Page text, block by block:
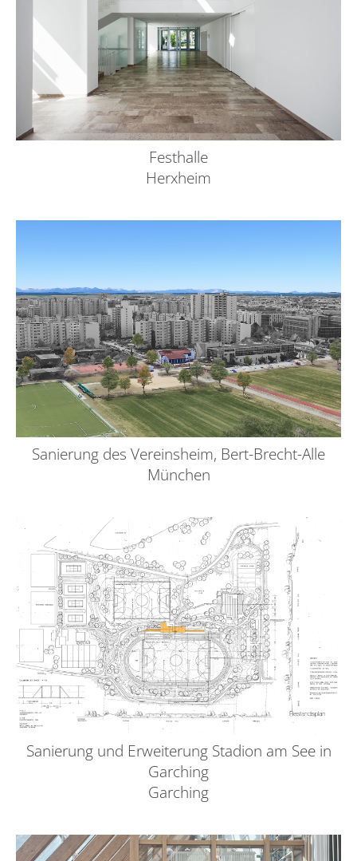
Festhalle
Herxheim
Sanierung des Vereinsheim, Bert-Brecht-Alle
München
Sanierung und Erweiterung Stadion am See in
Garching
Garching